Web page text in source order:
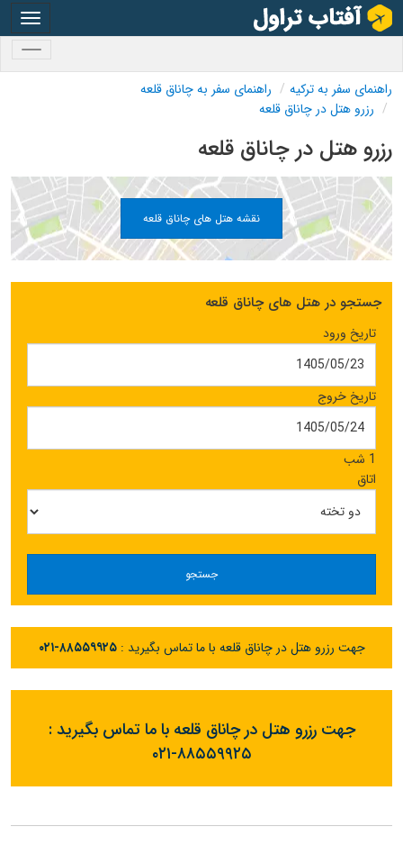
راهنمای سفر به ترکیه
راهنمای سفر به چاناق قلعه
رزرو هتل در چاناق قلعه
رزرو هتل در چاناق قلعه
نقشه هتل های چاناق قلعه
جستجو در هتل های چاناق قلعه
تاریخ ورود
تاریخ خروج
1 شب
اتاق
جستجو
جهت رزرو هتل در چاناق قلعه با ما تماس بگیرید :۰۲۱-۸۸۵۵۹۹۲۵
جهت رزرو هتل در چاناق قلعه با ما تماس بگیرید :
۰۲۱-۸۸۵۵۹۹۲۵